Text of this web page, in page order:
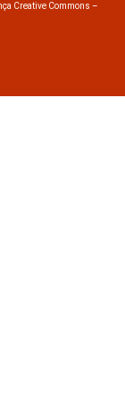
Creative Commons –